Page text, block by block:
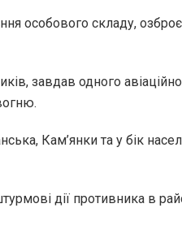
особового складу,
завдав одного
Кам’янки та у бік
дії противника в